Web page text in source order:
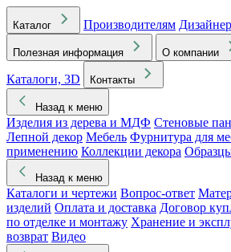
Каталог Производителям
Полезная информация О компании
Каталоги, 3D
Контакты
Назад к меню
Изделия из дерева и МДФ Стеновые
Лепной декор Мебель Фурнитура для
применению Коллекции декора
Назад к меню
Каталоги и чертежи Вопрос-ответ
изделий Оплата и доставка Договор
по отделке и монтажу Хранение и
возврат Видео